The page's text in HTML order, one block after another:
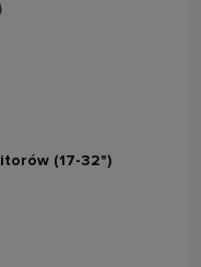
(17-32")